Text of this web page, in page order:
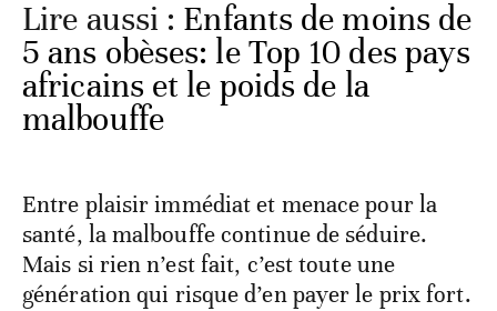
Lire aussi : Enfants de moins de
5 ans obèses: le Top 10 des pays
africains et le poids de la
malbouffe
Entre plaisir immédiat et menace pour la
santé, la malbouffe continue de séduire.
Mais si rien n’est fait, c’est toute une
génération qui risque d’en payer le prix fort.